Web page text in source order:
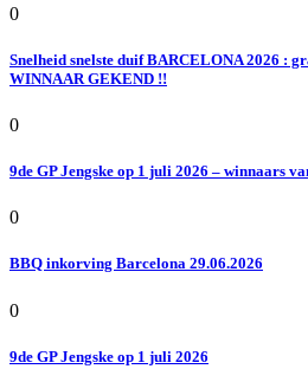
0
Snelheid snelste duif BARCELONA 2026 :
WINNAAR GEKEND !!
0
9de GP Jengske op 1 juli 2026 – winnaars
0
BBQ inkorving Barcelona 29.06.2026
0
9de GP Jengske op 1 juli 2026